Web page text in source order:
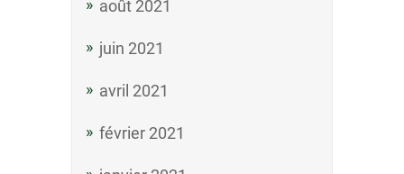
août 2021
juin 2021
avril 2021
février 2021